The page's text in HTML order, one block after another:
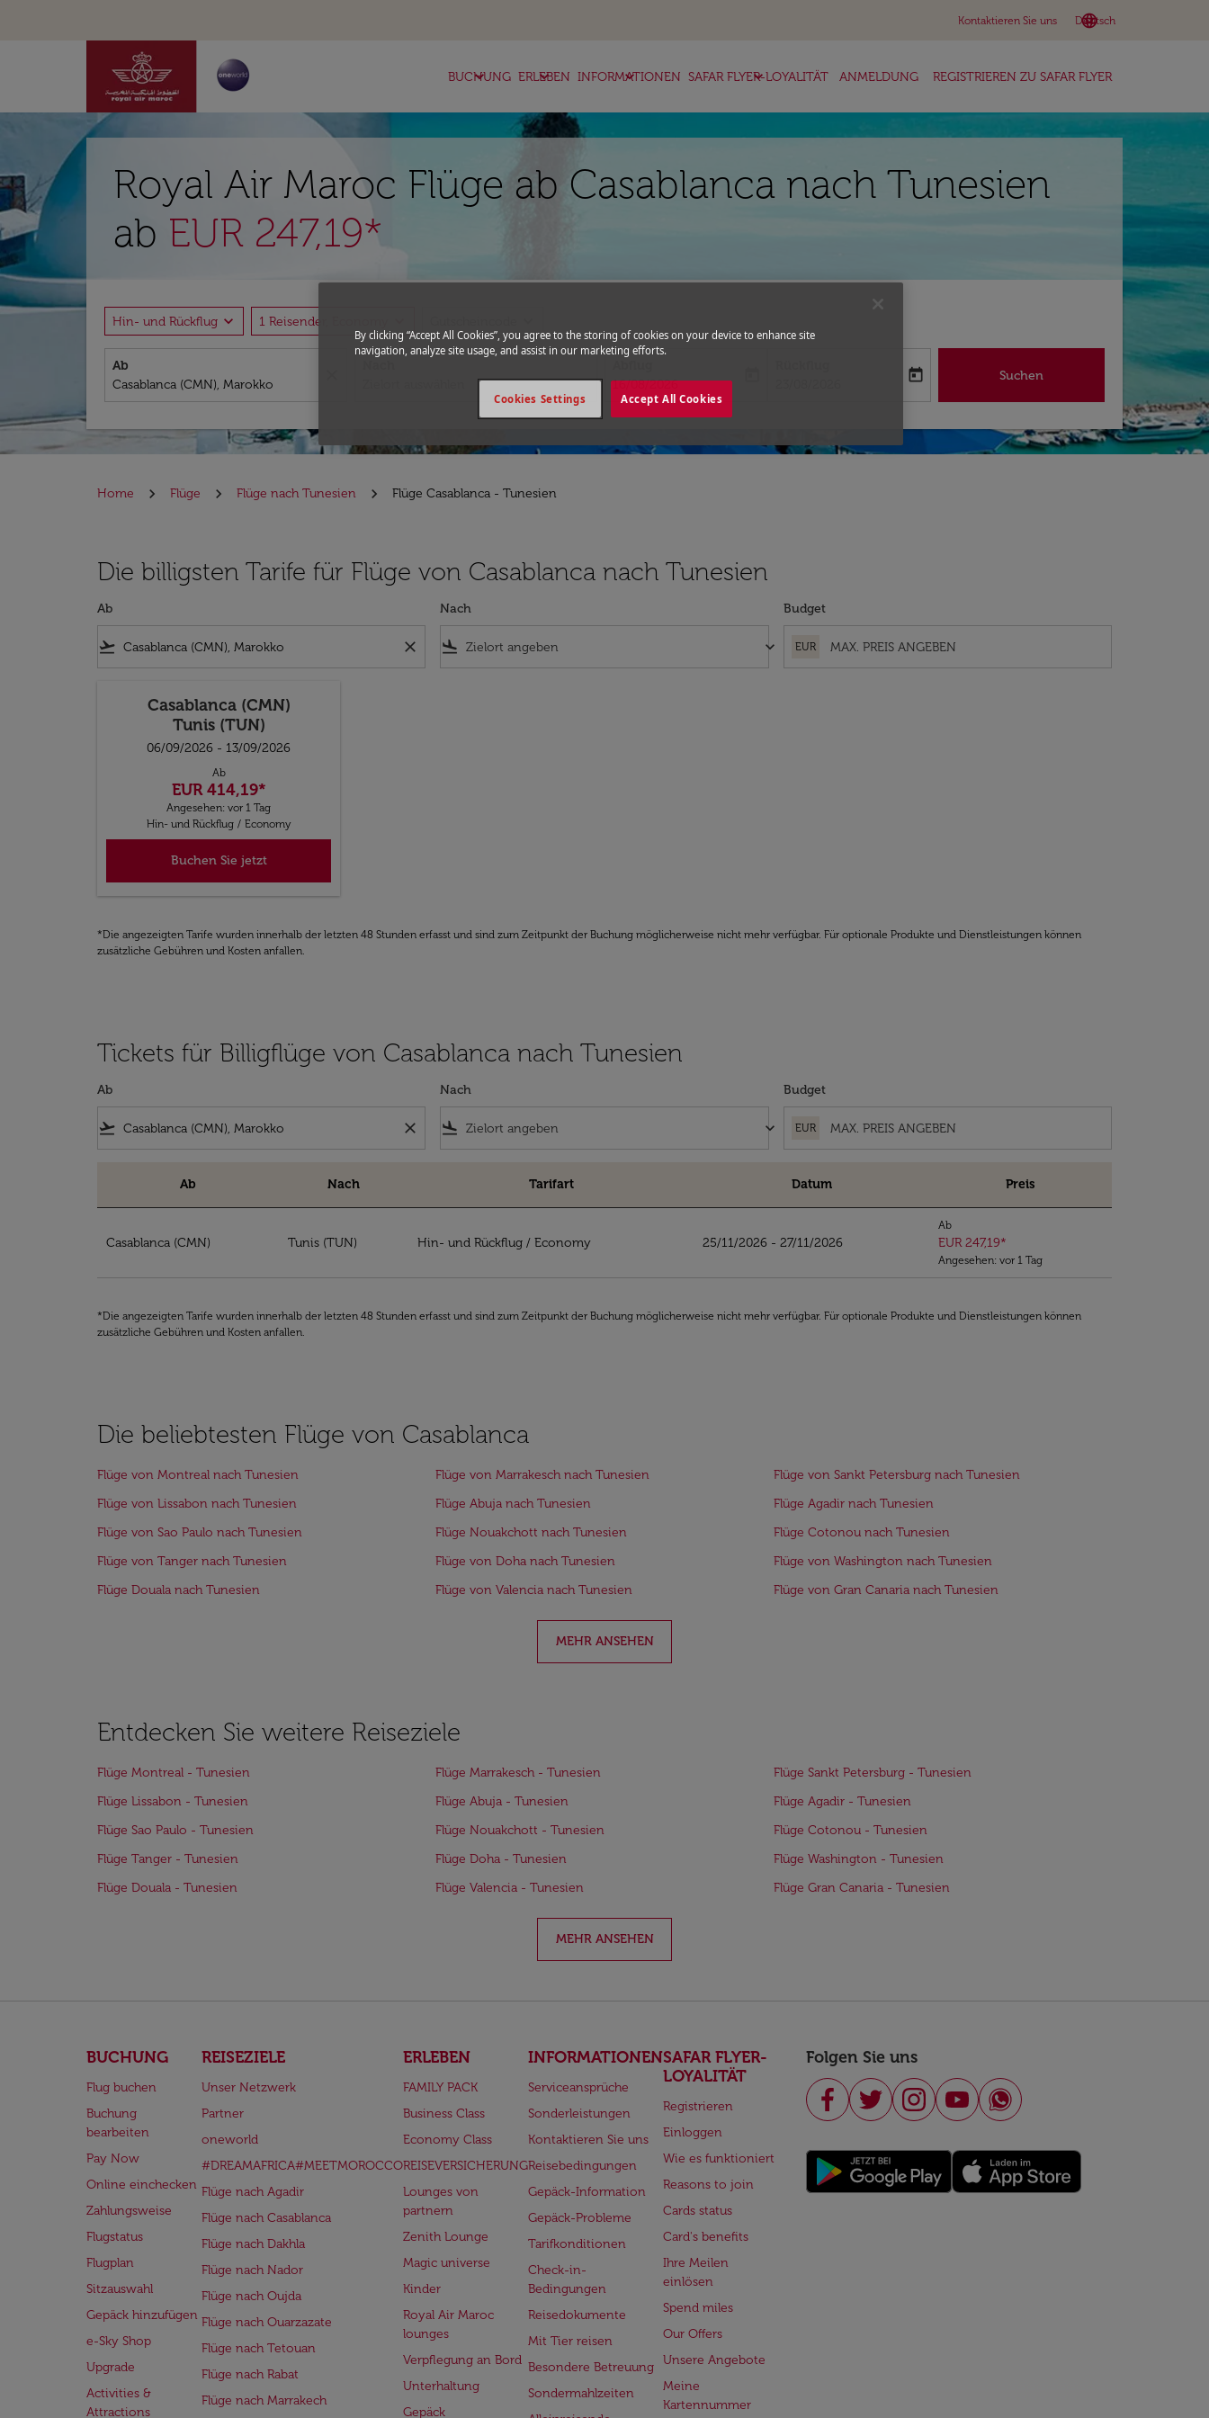
Kontaktieren Sie uns language
Deutsch
keyboard_arrow_down
BUCHUNG
keyboard_arrow_down ERLEBEN
keyboard_arrow_down INFORMATIONEN
keyboard_arrow_down SAFAR FLYER-LOYALITÄT
keyboard_arrow_down ANMELDUNG REGISTRIEREN ZU SAFAR FLYER
Royal Air Maroc Flüge ab Casablanca nach Tunesien
ab EUR 247,19*
Hin- und Rückflug expand_more 1 Reisender, Economy
Ab
fc-booking-departure-date-aria-label
16/08/2026
fc-booking-return-date-aria-label
today Suchen
Home Flüge Flüge nach Tunesien Flüge Casablanca - Tunesien
Die billigsten Tarife für Flüge von Casablanca nach Tunesien
Ab
flight_takeoff close
Nach
flight_land keyboard_arrow_down
Budget
EUR
Casablanca (CMN)
Tunis (TUN)
06/09/2026 - 13/09/2026
Ab
EUR 414,19*
Angesehen: vor 1 Tag
Hin- und Rückflug / Economy
Buchen Sie jetzt
*Die angezeigten Tarife wurden innerhalb der letzten 48 Stunden erfasst und sind zum Zeitpunkt der Buchung möglicherweise nicht mehr verfügbar. Für optionale Produkte und Dienstleistungen können
zusätzliche Gebühren und Kosten anfallen.
Tickets für Billigflüge von Casablanca nach Tunesien
Ab
flight_takeoff close
Nach
flight_land keyboard_arrow_down
Budget
EUR
Ab Nach Tarifart Datum Preis
Casablanca (CMN) Tunis (TUN) Hin- und Rückflug / Economy 25/11/2026 - 27/11/2026
Ab
EUR 247,19*
Angesehen: vor 1 Tag
*Die angezeigten Tarife wurden innerhalb der letzten 48 Stunden erfasst und sind zum Zeitpunkt der Buchung möglicherweise nicht mehr verfügbar. Für optionale Produkte und Dienstleistungen können
zusätzliche Gebühren und Kosten anfallen.
Die beliebtesten Flüge von Casablanca
Flüge von Montreal nach Tunesien Flüge von Marrakesch nach Tunesien
Flüge von Sankt Petersburg nach Tunesien
Flüge von Lissabon nach Tunesien
Flüge Abuja nach Tunesien
Flüge Agadir nach Tunesien
Flüge von Sao Paulo nach Tunesien
Flüge Nouakchott nach Tunesien
Flüge Cotonou nach Tunesien
Flüge von Tanger nach Tunesien
Flüge von Doha nach Tunesien
Flüge von Washington nach Tunesien
Flüge Douala nach Tunesien
Flüge von Valencia nach Tunesien Flüge von Gran Canaria nach Tunesien
MEHR ANSEHEN
Entdecken Sie weitere Reiseziele
Flüge Montreal - Tunesien Flüge Marrakesch - Tunesien
Flüge Sankt Petersburg - Tunesien
Flüge Lissabon - Tunesien
Flüge Abuja - Tunesien
Flüge Agadir - Tunesien
Flüge Sao Paulo - Tunesien
Flüge Nouakchott - Tunesien
Flüge Cotonou - Tunesien
Flüge Tanger - Tunesien
Flüge Doha - Tunesien
Flüge Washington - Tunesien
Flüge Douala - Tunesien
Flüge Valencia - Tunesien Flüge Gran Canaria - Tunesien
MEHR ANSEHEN
BUCHUNG
Flug buchen
Buchung
bearbeiten
Pay Now
Online einchecken
Zahlungsweise
Flugstatus
Flugplan
Sitzauswahl
Gepäck hinzufügen
e-Sky Shop
Upgrade
Activities &
Attractions
REISEZIELE
Unser Netzwerk
Partner
oneworld
#DREAMAFRICA#MEETMOROCCO
Flüge nach Agadir
Flüge nach Casablanca
Flüge nach Dakhla
Flüge nach Nador
Flüge nach Oujda
Flüge nach Ouarzazate
Flüge nach Tetouan
Flüge nach Rabat
Flüge nach Marrakech
ERLEBEN
FAMILY PACK
Business Class
Economy Class
REISEVERSICHERUNG
Lounges von
partnern
Zenith Lounge
Magic universe
Kinder
Royal Air Maroc
lounges
Verpflegung an Bord
Unterhaltung
Gepäck
INFORMATIONEN
Serviceansprüche
Sonderleistungen
Kontaktieren Sie uns
Reisebedingungen
Gepäck-Information
Gepäck-Probleme
Tarifkonditionen
Check-in-
Bedingungen
Reisedokumente
Mit Tier reisen
Besondere Betreuung
Sondermahlzeiten
SAFAR FLYER-
LOYALITÄT
Registrieren
Einloggen
Wie es funktioniert
Reasons to join
Cards status
Card's benefits
Ihre Meilen
einlösen
Spend miles
Our Offers
Unsere Angebote
Meine
Kartennummer
Folgen Sie uns
By clicking “Accept All Cookies”, you agree to the storing of cookies on your device to enhance site
navigation, analyze site usage, and assist in our marketing efforts.
Accept All Cookies
Cookies Settings